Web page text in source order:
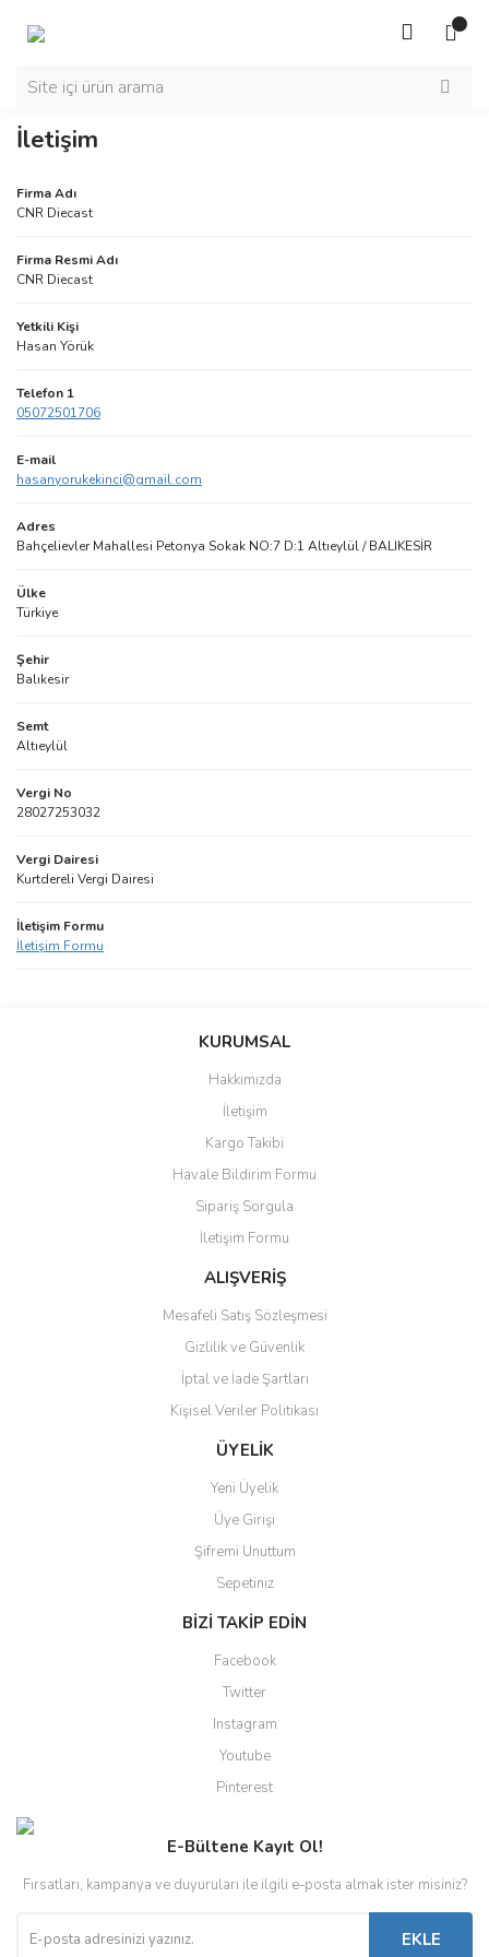
İletişim
Firma Adı
CNR Diecast
Firma Resmi Adı
CNR Diecast
Yetkili Kişi
Hasan Yörük
Telefon 1
05072501706
E-mail
hasanyorukekinci@gmail.com
Adres
Bahçelievler Mahallesi Petonya Sokak NO:7 D:1 Altıeylül / BALIKESİR
Ülke
Türkiye
Şehir
Balıkesir
Semt
Altıeylül
Vergi No
28027253032
Vergi Dairesi
Kurtdereli Vergi Dairesi
İletişim Formu
İletişim Formu
KURUMSAL
Hakkımızda
İletişim
Kargo Takibi
Havale Bildirim Formu
Sipariş Sorgula
İletişim Formu
ALIŞVERİŞ
Mesafeli Satış Sözleşmesi
Gizlilik ve Güvenlik
İptal ve İade Şartları
Kişisel Veriler Politikası
ÜYELİK
Yeni Üyelik
Üye Girişi
Şifremi Unuttum
Sepetiniz
BİZİ TAKİP EDİN
Facebook
Twitter
Instagram
Youtube
Pinterest
E-Bültene Kayıt Ol!
Fırsatları, kampanya ve duyuruları ile ilgili e-posta almak ister misiniz?
EKLE